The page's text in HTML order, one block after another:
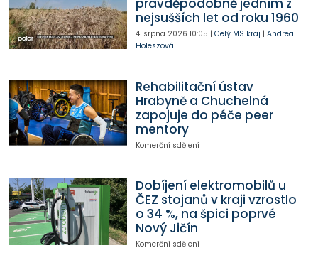
pravděpodobně jedním z
nejsušších let od roku 1960
4. srpna 2026 10:05 | Celý MS kraj | Andrea
Holeszová
Rehabilitační ústav
Hrabyně a Chuchelná
zapojuje do péče peer
mentory
Komerční sdělení
Dobíjení elektromobilů u
ČEZ stojanů v kraji vzrostlo
o 34 %, na špici poprvé
Nový Jičín
Komerční sdělení